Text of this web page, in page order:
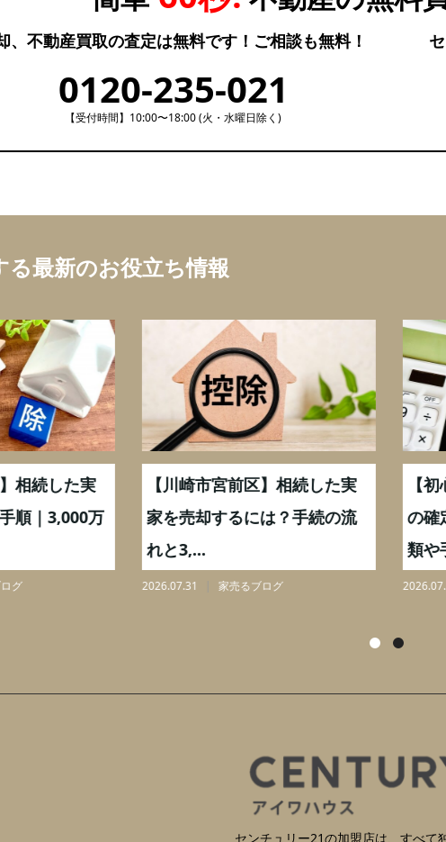
、不動産買取の査定は無料です！ご相談も無料！
0120-235-021
【受付時間】10:00〜18:00 (火・水曜日除く)
る最新のお役立ち情報
相続した実
順｜3,000万
グ
【川崎市宮前区】相続した実
家を売却するには？手続の流
れと3,...
2026.07.31 家売るブログ
【
の確
類や
センチュリー21の加盟店は、すべて